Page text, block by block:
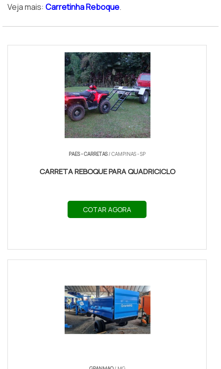
Veja mais: Carretinha Reboque.
PAES - CARRETAS/ CAMPINAS - SP
CARRETA REBOQUE PARA QUADRICICLO
COTAR AGORA